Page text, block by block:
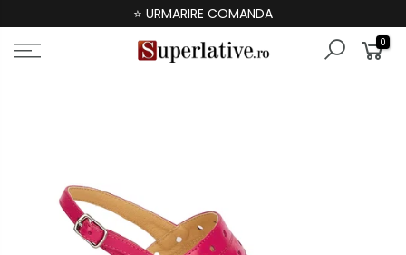
⭐ URMARIRE COMANDA
0